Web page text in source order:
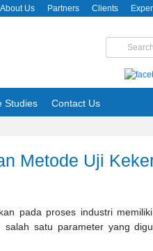
About Us Partners Clients
Studies Contact Us
Metode Uji
pada proses industri
salah satu parameter yang